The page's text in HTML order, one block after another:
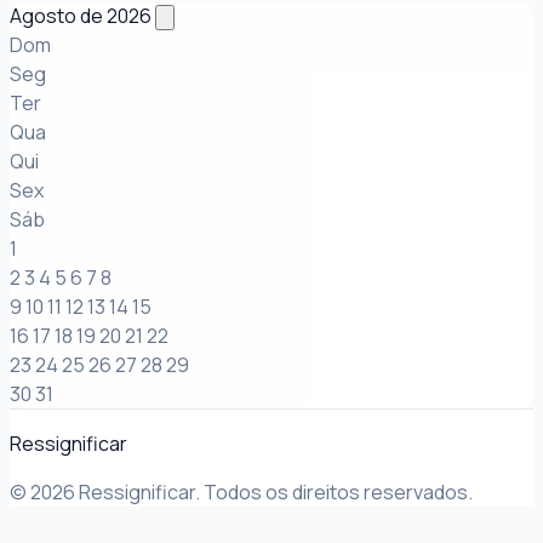
Agosto de 2026
Dom
Seg
Ter
Qua
Qui
Sex
Sáb
1
23 4 56 78
9 10 11 12 13 14 15
16 17 18 192021 22
23242526272829
3031
Ressignificar
© 2026 Ressignificar. Todos os direitos reservados.